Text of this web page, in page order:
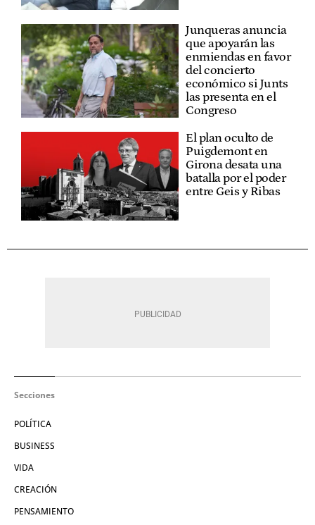
Junqueras anuncia
que apoyarán las
enmiendas en favor
del concierto
económico si Junts
las presenta en el
Congreso
El plan oculto de
Puigdemont en
Girona desata una
batalla por el poder
entre Geis y Ribas
Secciones
POLÍTICA
BUSINESS
VIDA
CREACIÓN
PENSAMIENTO